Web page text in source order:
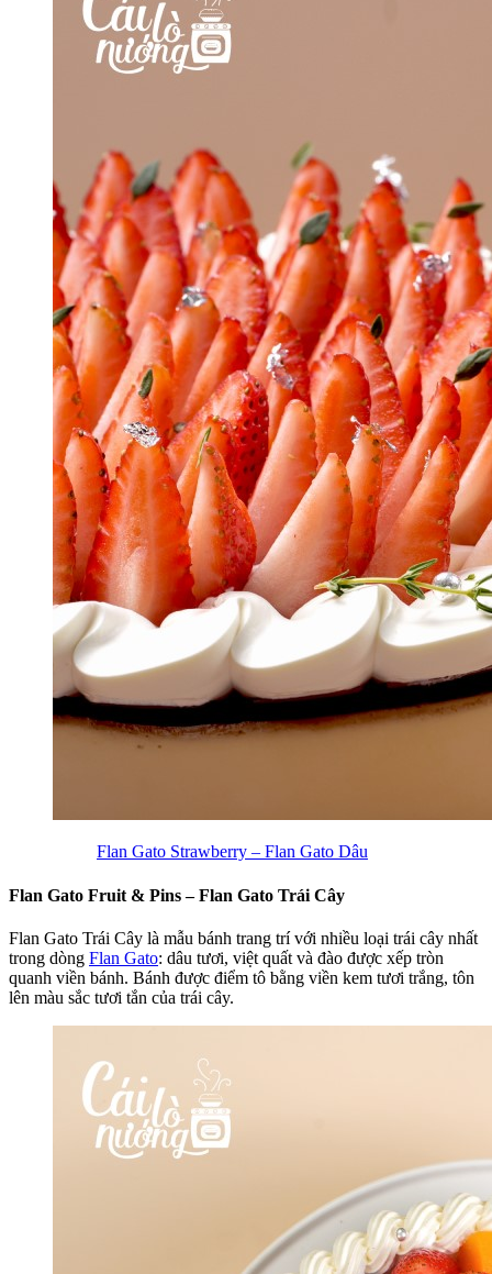
Flan Gato Strawberry – Flan Gato Dâu
Flan Gato Fruit & Pins – Flan Gato Trái Cây
Flan Gato Trái Cây là mẫu bánh trang trí với nhiều loại trái cây nhất
trong dòng Flan Gato: dâu tươi, việt quất và đào được xếp tròn
quanh viền bánh. Bánh được điểm tô bằng viền kem tươi trắng, tôn
lên màu sắc tươi tắn của trái cây.